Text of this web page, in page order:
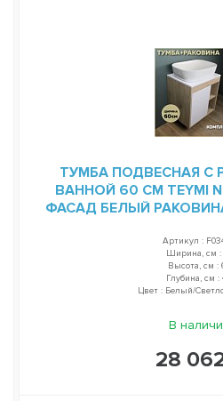
ТУМБА ПОДВЕСНАЯ С
ВАННОЙ 60 СМ TEYMI
ФАСАД БЕЛЫЙ
Артикул :
Ширина, см :
Высота, см :
Глубина, см :
Цвет : Белый/
В
28